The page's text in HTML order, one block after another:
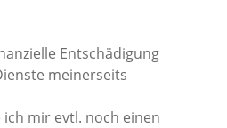
Entschädigung
meinerseits
mir evtl. noch einen